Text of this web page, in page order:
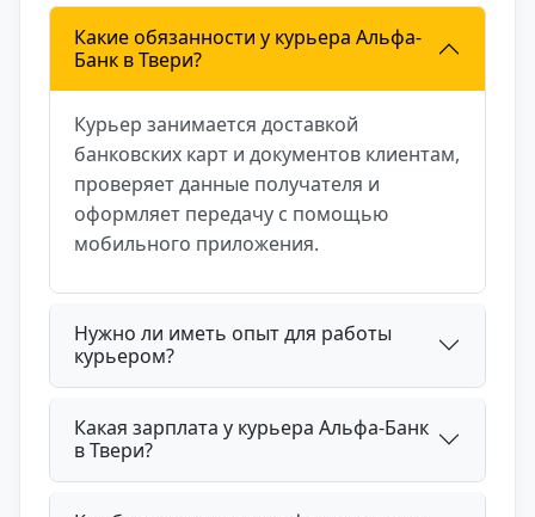
Какие обязанности у курьера Альфа-
Банк в Твери?
Курьер занимается доставкой
банковских карт и документов клиентам,
проверяет данные получателя и
оформляет передачу с помощью
мобильного приложения.
Нужно ли иметь опыт для работы
курьером?
Какая зарплата у курьера Альфа-Банк
в Твери?